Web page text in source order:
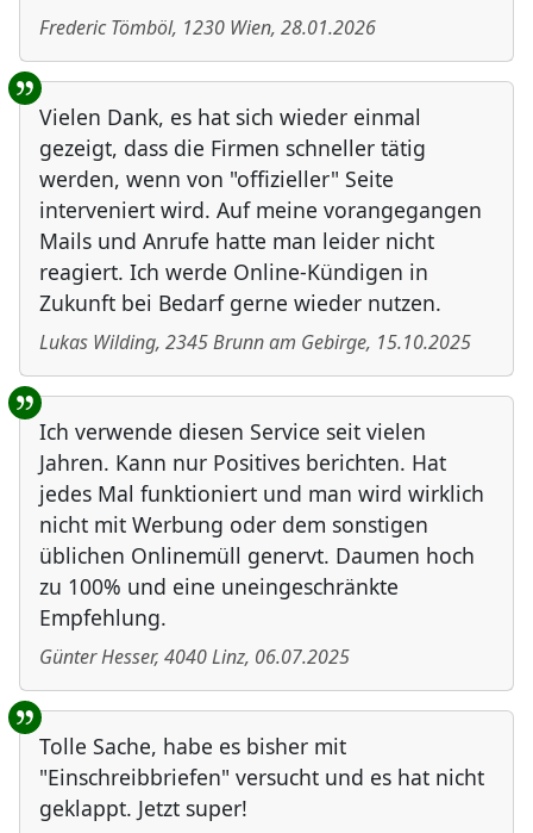
Frederic Tömböl, 1230 Wien, 28.01.2026
Vielen Dank, es hat sich wieder einmal
gezeigt, dass die Firmen schneller tätig
werden, wenn von "offizieller" Seite
interveniert wird. Auf meine vorangegangen
Mails und Anrufe hatte man leider nicht
reagiert. Ich werde Online-Kündigen in
Zukunft bei Bedarf gerne wieder nutzen.
Lukas Wilding, 2345Brunn am Gebirge, 15.10.2025
Ich verwende diesen Service seit vielen
Jahren. Kann nur Positives berichten. Hat
jedes Mal funktioniert und man wird wirklich
nicht mit Werbung oder dem sonstigen
üblichen Onlinemüll genervt. Daumen hoch
zu 100% und eine uneingeschränkte
Empfehlung.
Günter Hesser, 4040Linz, 06.07.2025
Tolle Sache, habe es bisher mit
"Einschreibbriefen" versucht und es hat nicht
geklappt. Jetzt super!